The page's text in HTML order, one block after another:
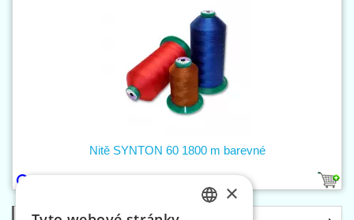
Nitě SYNTON 60 1800 m barevné
×